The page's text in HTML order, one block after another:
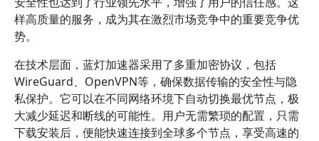
样高质量的服务，成为其在激烈市场竞争中的重要竞争优
势。
在技术层面，蓝灯加速器采用了多重加密协议，包括
WireGuard、OpenVPN等，确保数据传输的安全性与隐
私保护。它可以在不同网络环境下自动切换最优节点，极
大减少延迟和断线的可能性。用户无需繁琐的配置，只需
下载安装后，便能快速连接到全球多个节点，享受高速的